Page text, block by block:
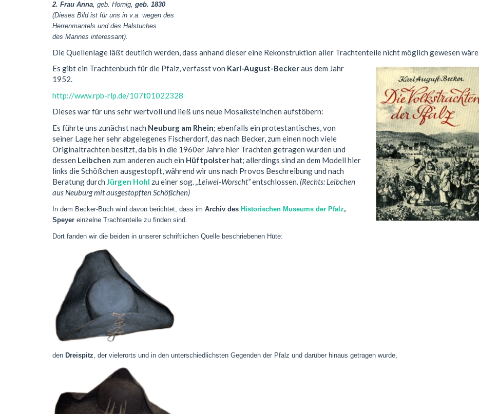
2. Frau Anna, geb. Hornig, geb. 1830
(Dieses Bild ist für uns in v.a. wegen des
Herrenmantels und des Halstuches
des Mannes interessant).
Die Quellenlage läßt deutlich werden, dass anhand dieser eine Rekonstruktion aller Trachtenteile nicht möglich gewesen wäre.
Es gibt ein Trachtenbuch für die Pfalz, verfasst von Karl-August-Beckeraus dem Jahr
1952.
http://www.rpb-rlp.de/107t01022328
Dieses war für uns sehr wertvoll und ließ uns neue Mosaiksteinchen aufstöbern:
Es führte uns zunächst nach Neuburg am Rhein; ebenfalls ein protestantisches, von
seiner Lage her sehr abgelegenes Fischerdorf, das nach Becker, zum einen noch viele
Originaltrachten besitzt, da bis in die 1960er Jahre hier Trachten getragen wurden und
dessen Leibchen zum anderen auch ein Hüftpolsterhat; allerdings sind an dem Modell hier
links dieSchößchen ausgestopft, während wir uns nach Provos Beschreibung und nach
Beratung durch Jürgen Hohl zu einer sog. „Leiwel-Worscht“entschlossen. (Rechts: Leibchen
aus Neuburg mit ausgestopften Schößchen)
In dem Becker-Buch wird davon berichtet, dass im Archiv des Historischen Museums der Pfalz,
Speyer einzelne Trachtenteile zu finden sind.
Dort fanden wir die beiden in unserer schriftlichen Quelle beschriebenen Hüte:
den Dreispitz , der vielerorts und in den unterschiedlichsten Gegenden der Pfalz und darüber hinaus getragen wurde,